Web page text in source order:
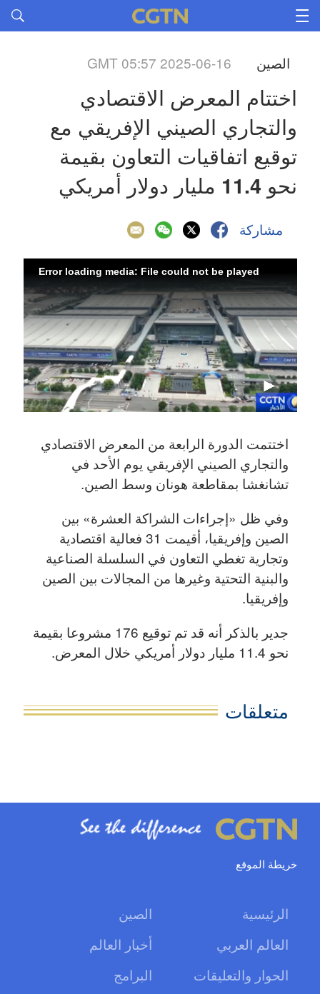
الصين GMT 05:57 2025-06-16
نحو 11.4 مليار دولار أمريكي
مشاركة
Error loading media: File could not be played
اختتمت الدورة الرابعة من المعرض الاقتصادي
والتجاري الصيني الإفريقي يوم الأحد في
تشانغشا بمقاطعة هونان وسط الصين.
وفي ظل «إجراءات الشراكة العشرة» بين
الصين وإفريقيا، أقيمت 31 فعالية اقتصادية
وتجارية تغطي التعاون في السلسلة الصناعية
والبنية التحتية وغيرها من المجالات بين الصين
وإفريقيا.
جدير بالذكر أنه قد تم توقيع 176 مشروعا بقيمة
نحو 11.4 مليار دولار أمريكي خلال المعرض.
متعلقات
خريطة الموقع
الرئيسية
الصين
العالم العربي
أخبار العالم
الحوار والتعليقات
البرامج